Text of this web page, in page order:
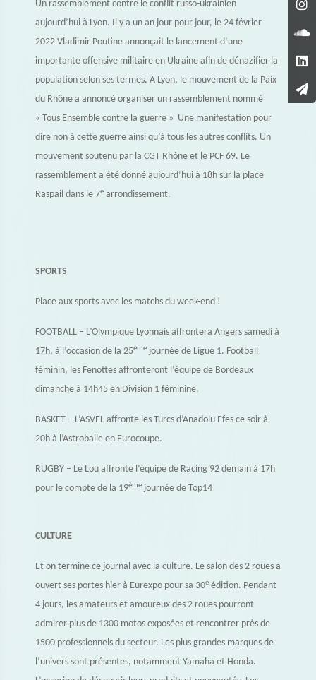
Un rassemblement contre le conflit russo-ukrainien
aujourd’hui à Lyon. Il y a un an jour pour jour, le 24 février
2022 Vladimir Poutine annonçait le lancement d’une
importante offensive militaire en Ukraine afin de dénazifier la
population selon ses termes. A Lyon, le mouvement de la Paix
du Rhône a annoncé organiser un rassemblement nommé
« Tous Ensemble contre la guerre » Une manifestation pour
dire non à cette guerre ainsi qu’à tous les autres conflits. Un
mouvement soutenu par la CGT Rhône et le PCF 69. Le
rassemblement a été donné aujourd’hui à 18h sur la place
Raspail dans le 7e arrondissement.
SPORTS
Place aux sports avec les matchs du week-end !
FOOTBALL – L’Olympique Lyonnais affrontera Angers samedi à
17h, à l’occasion de la 25ème journée de Ligue 1. Football
féminin, les Fenottes affronteront l’équipe de Bordeaux
dimanche à 14h45 en Division 1 féminine.
BASKET – L’ASVEL affronte les Turcs d’Anadolu Efes ce soir à
20h à l’Astroballe en Eurocoupe.
RUGBY – Le Lou affronte l’équipe de Racing 92 demain à 17h
pour le compte de la 19ème journée de Top14
CULTURE
Et on termine ce journal avec la culture. Le salon des 2 roues a
ouvert ses portes hier à Eurexpo pour sa 30e édition. Pendant
4 jours, les amateurs et amoureux des 2 roues pourront
admirer plus de 1300 motos exposées et rencontrer près de
1500 professionnels du secteur. Les plus grandes marques de
l’univers sont présentes, notamment Yamaha et Honda.